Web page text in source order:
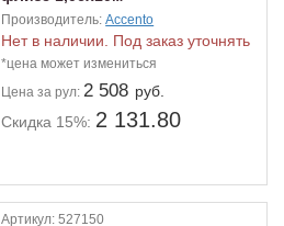
Производитель:Accento
Нет в наличии. Под заказ уточнять
*цена может измениться
Цена за рул:2 508 руб.
Скидка 15%: 2 131.80
Артикул:527150